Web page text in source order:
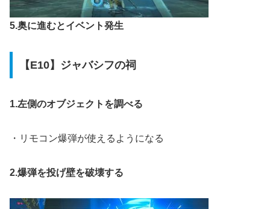
5.奥に進むとイベント発生
【E10】ジャバシフの祠
1.左側のオブジェクトを調べる
・リモコン爆弾が使えるようになる
2.爆弾を投げ壁を破壊する